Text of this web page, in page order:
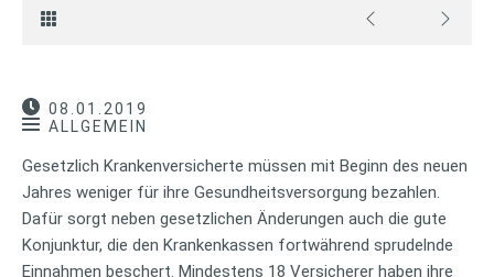
08.01.2019
ALLGEMEIN
Gesetzlich Krankenversicherte müssen mit Beginn des neuen
Jahres weniger für ihre Gesundheitsversorgung bezahlen.
Dafür sorgt neben gesetzlichen Änderungen auch die gute
Konjunktur, die den Krankenkassen fortwährend sprudelnde
Einnahmen beschert. Mindestens 18 Versicherer haben ihre